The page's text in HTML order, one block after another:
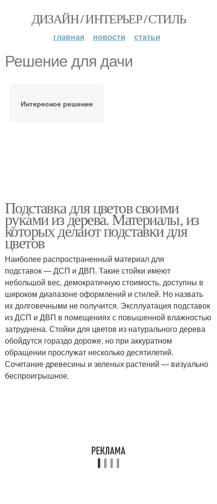
ДИЗАЙН / ИНТЕРЬЕР / СТИЛЬ
главная новости статьи
Решение для дачи
Интересное решение
Подставка для цветов своими
руками из дерева. Материалы, из
которых делают подставки для
цветов
Наиболее распространенный материал для
подставок — ДСП и ДВП. Такие стойки имеют
небольшой вес, демократичную стоимость, доступны в
широком диапазоне оформлений и стилей. Но назвать
их долговечными не получится. Эксплуатация подставок
из ДСП и ДВП в помещениях с повышенной влажностью
затруднена. Стойки для цветов из натурального дерева
обойдутся гораздо дороже, но при аккуратном
обращении прослужат несколько десятилетий.
Сочетание древесины и зеленых растений — визуально
беспроигрышное.